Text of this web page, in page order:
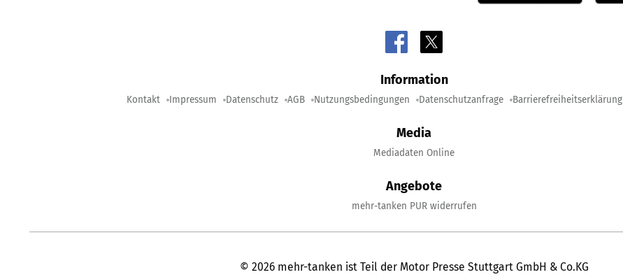
Information
Kontakt Impressum Datenschutz AGB Nutzungsbedingungen Datenschutzanfrage Barrierefreiheitserklärung
Media
Mediadaten Online
Angebote
mehr-tanken PUR widerrufen
© 2026 mehr-tanken ist Teil der Motor Presse Stuttgart GmbH & Co.KG